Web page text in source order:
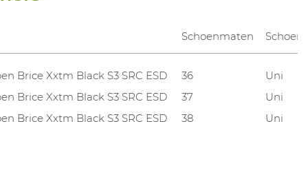
Schoenmaten
Brice Xxtm Black S3 SRC ESD 36
Uni
Brice Xxtm Black S3 SRC ESD 37
Uni
Brice Xxtm Black S3 SRC ESD 38
Uni